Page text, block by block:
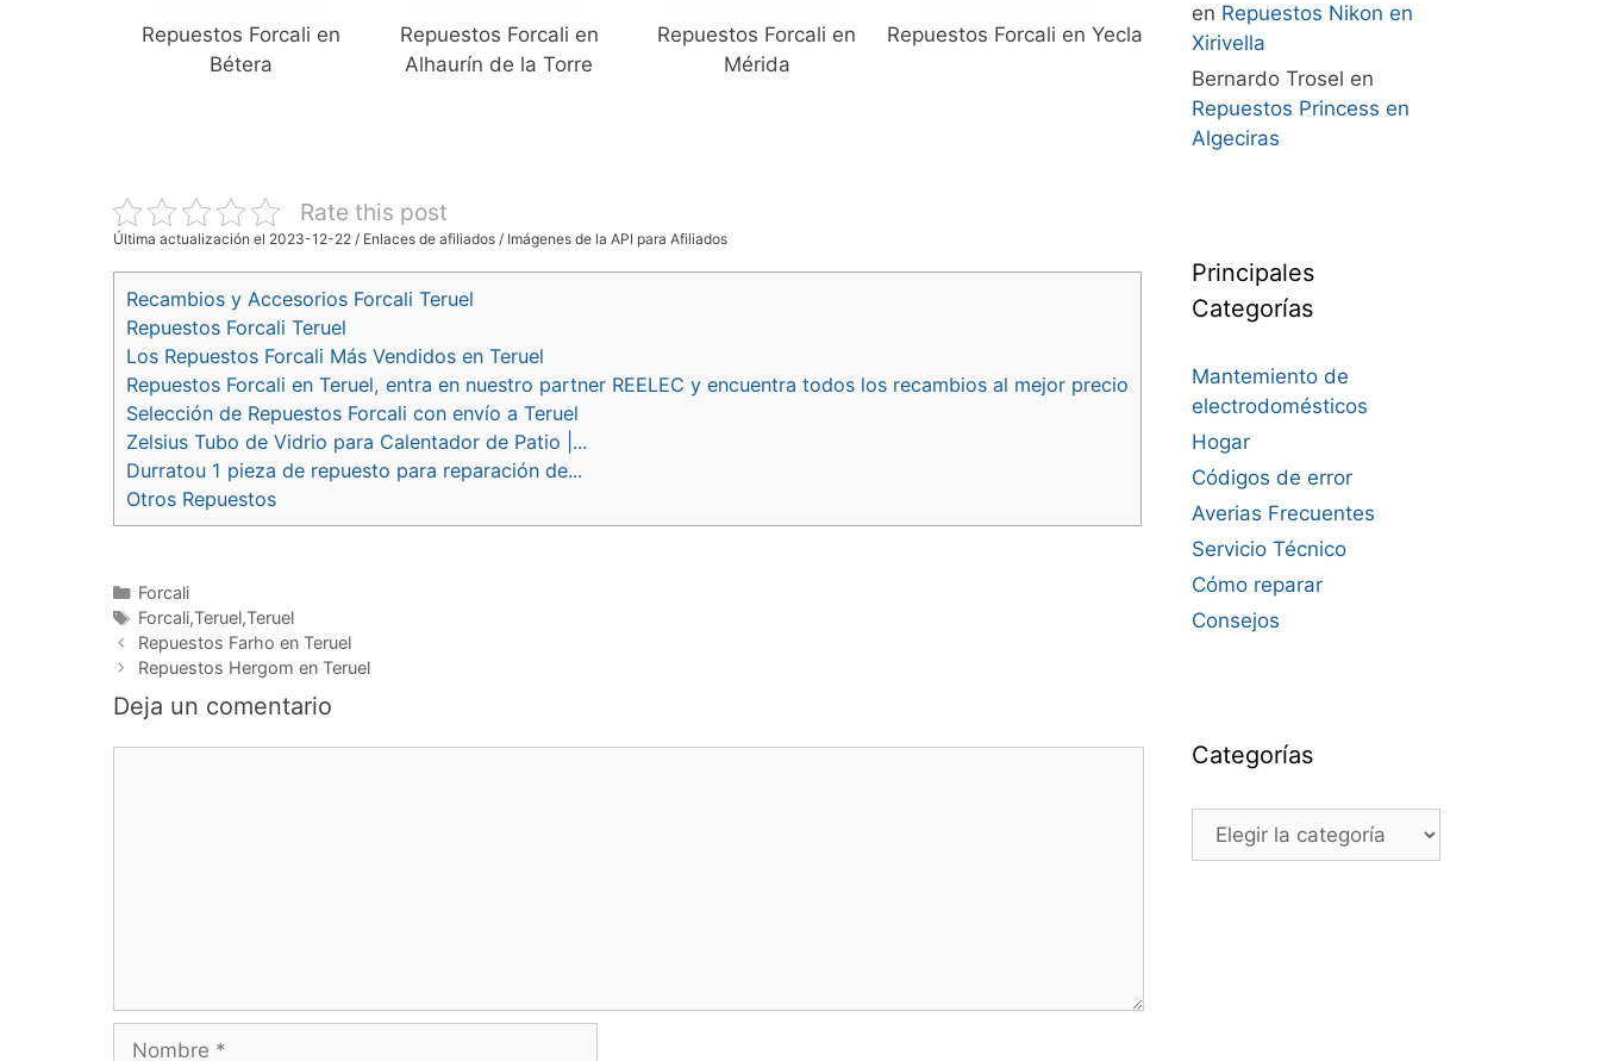
Repuestos Forcali en
Bétera
Repuestos Forcali en
Alhaurín de la Torre
Repuestos Forcali en
Mérida
Repuestos Forcali en Yecla
Rate this post
Última actualización el 2023-12-22 / Enlaces de afiliados / Imágenes de la API para Afiliados
Recambios y Accesorios Forcali Teruel
Repuestos Forcali Teruel
Los Repuestos Forcali Más Vendidos en Teruel
Repuestos Forcali en Teruel, entra en nuestro partner REELEC y encuentra todos los recambios al mejor precio
Selección de Repuestos Forcali con envío a Teruel
Zelsius Tubo de Vidrio para Calentador de Patio |...
Durratou 1 pieza de repuesto para reparación de...
Otros Repuestos
Categorías
Forcali
Etiquetas
Forcali,Teruel,Teruel
Navegación
de
Repuestos Farho en Teruel
Repuestos Hergom en Teruel
Deja un comentario
Nombre
en Repuestos Nikon en
Xirivella
Bernardo Trosel en
Repuestos Princess en
Algeciras
Principales
Categorías
Mantemiento de
electrodomésticos
Hogar
Códigos de error
Averias Frecuentes
Servicio Técnico
Cómo reparar
Consejos
Categorías
Categorías